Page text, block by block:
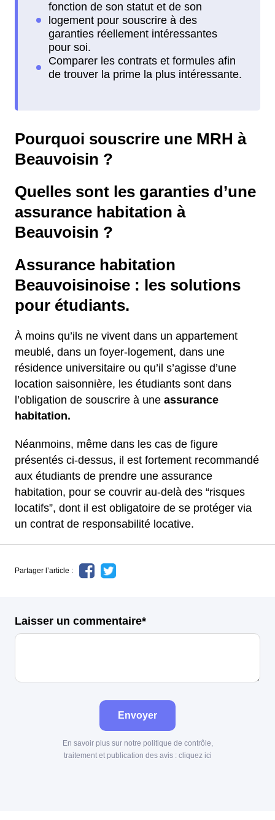
Pourquoi souscrire une MRH à
Beauvoisin ?
Quelles sont les garanties d’une
assurance habitation à
Beauvoisin ?
Assurance habitation
Beauvoisinoise : les solutions
pour étudiants.
À moins qu’ils ne vivent dans un appartement
meublé, dans un foyer-logement, dans une
résidence universitaire ou qu’il s’agisse d’une
location saisonnière, les étudiants sont dans
l’obligation de souscrire à une assurance
habitation.
Néanmoins, même dans les cas de figure
présentés ci-dessus, il est fortement recommandé
aux étudiants de prendre une assurance
habitation, pour se couvrir au-delà des “risques
locatifs”, dont il est obligatoire de se protéger via
un contrat de responsabilité locative.
Partager l’article :
Laisser un commentaire*
Envoyer
En savoir plus sur notre politique de contrôle,
traitement et publication des avis : cliquez ici